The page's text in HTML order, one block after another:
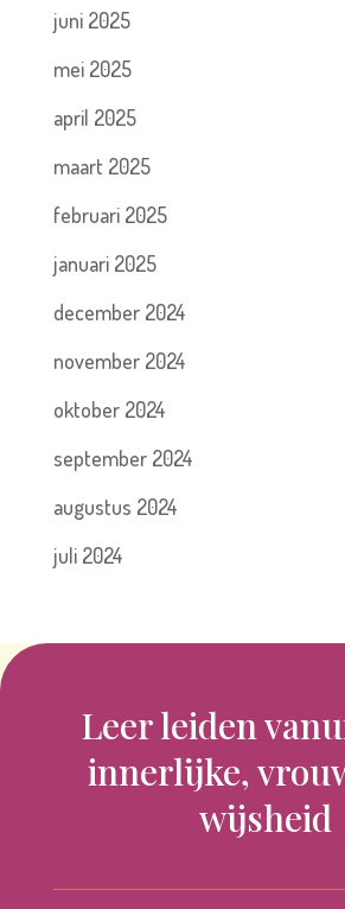
juni 2025
mei 2025
april 2025
maart 2025
februari 2025
januari 2025
december 2024
november 2024
oktober 2024
september 2024
augustus 2024
juli 2024
Leer leiden
innerlijke,
wijsheid